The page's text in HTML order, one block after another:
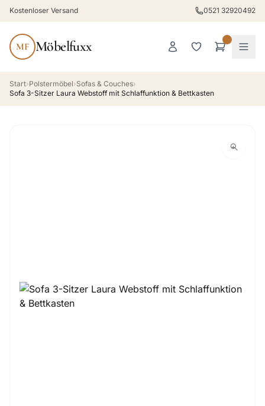
Kostenloser Versand 0521 32920492
MF Möbelfuxx
Start›Polstermöbel›Sofas & Couches›
Sofa 3-Sitzer Laura Webstoff mit Schlaffunktion & Bettkasten